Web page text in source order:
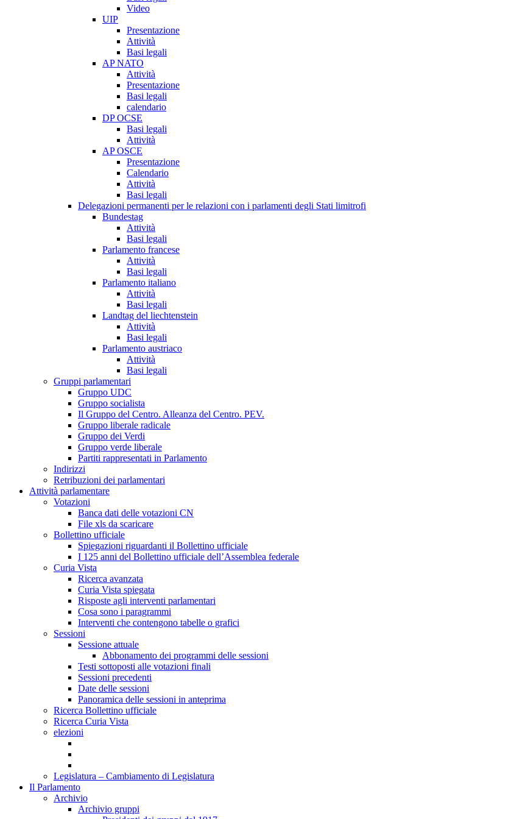
Video
UIP
Presentazione
Attività
Basi legali
AP NATO
Attività
Presentazione
Basi legali
calendario
DP OCSE
Basi legali
Attività
AP OSCE
Presentazione
Calendario
Attività
Basi legali
Delegazioni permanenti per le relazioni con i parlamenti degli Stati limitrofi
Bundestag
Attività
Basi legali
Parlamento francese
Attività
Basi legali
Parlamento italiano
Attività
Basi legali
Landtag del liechtenstein
Attività
Basi legali
Parlamento austriaco
Attività
Basi legali
Gruppi parlamentari
Gruppo UDC
Gruppo socialista
Il Gruppo del Centro. Alleanza del Centro. PEV.
Gruppo liberale radicale
Gruppo dei Verdi
Gruppo verde liberale
Partiti rappresentati in Parlamento
Indirizzi
Retribuzioni dei parlamentari
Attività parlamentare
Votazioni
Banca dati delle votazioni CN
File xls da scaricare
Bollettino ufficiale
Spiegazioni riguardanti il Bollettino ufficiale
I 125 anni del Bollettino ufficiale dell’Assemblea federale
Curia Vista
Ricerca avanzata
Curia Vista spiegata
Risposte agli interventi parlamentari
Cosa sono i paragrammi
Interventi che contengono tabelle o grafici
Sessioni
Sessione attuale
Abbonamento dei programmi delle sessioni
Testi sottoposti alle votazioni finali
Sessioni precedenti
Date delle sessioni
Panoramica delle sessioni in anteprima
Ricerca Bollettino ufficiale
Ricerca Curia Vista
elezioni
Legislatura – Cambiamento di Legislatura
Il Parlamento
Archivio
Archivio gruppi